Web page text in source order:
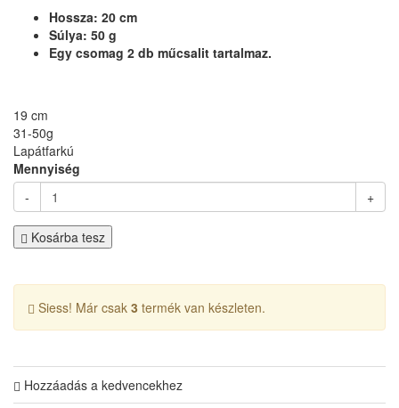
Hossza: 20 cm
Súlya: 50 g
Egy csomag 2 db műcsalit tartalmaz.
19 cm
31-50g
Lapátfarkú
Mennyiség
-
+
Kosárba tesz
Siess! Már csak 3 termék van készleten.
Hozzáadás a kedvencekhez